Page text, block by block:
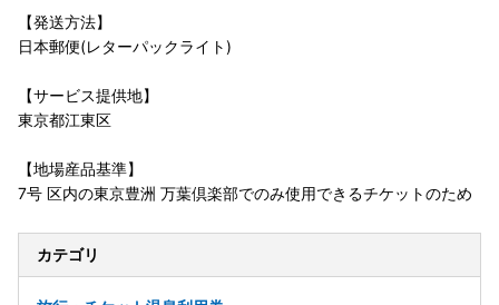
【発送方法】
日本郵便(レターパックライト)
【サービス提供地】
東京都江東区
【地場産品基準】
7号 区内の東京豊洲 万葉倶楽部でのみ使用できるチケットのため
カテゴリ